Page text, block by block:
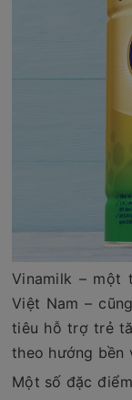
Vinamilk – một
Việt Nam –
tiêu hỗ trợ trẻ
theo hướng bền
Một số đặc